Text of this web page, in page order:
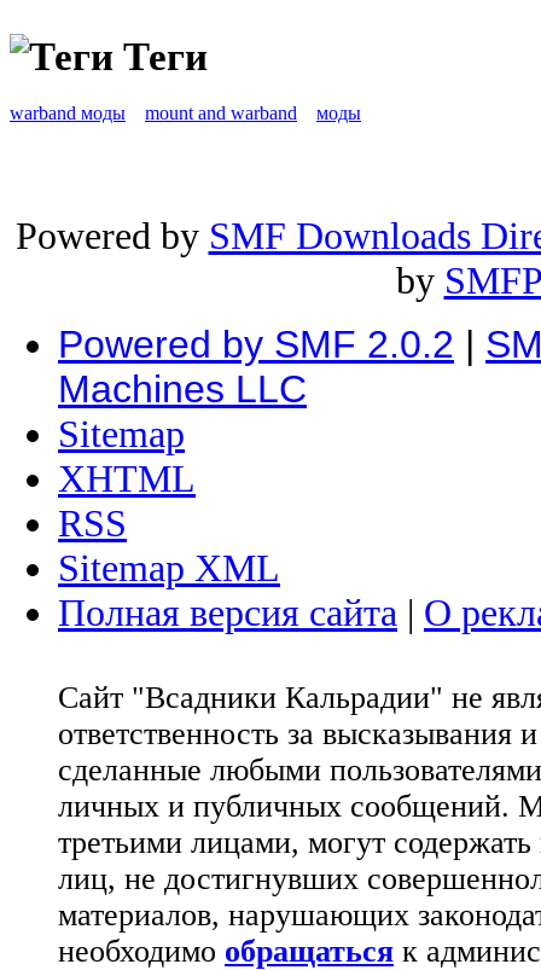
Теги
warband моды mount and warband моды
Powered by SMF Downloads
by
Powered by SMF 2.0.2 |
Machines LLC
Sitemap
XHTML
RSS
Sitemap XML
Полная версия сайта | О
Сайт "Всадники Кальрадии" не
ответственность за
сделанные любыми
личных и публичных сообщений.
третьими лицами, могут
лиц, не достигнувших
материалов, нарушающих
необходимо обращаться к